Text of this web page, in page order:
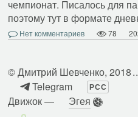
чемпионат. Писалось для
поэтому тут в формате
Нет комментариев 78
©Дмитрий Шевченко, 2018
Telegram
РСС
Движок — Эгея